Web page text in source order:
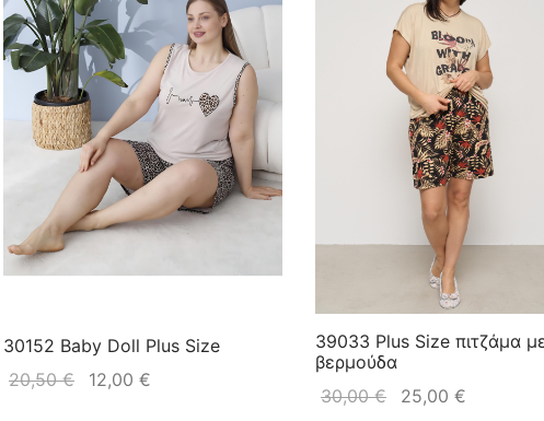
30152 Baby Doll Plus Size
20,50€ 12,00 €
39033 Plus Size πιτζάμα
βερμούδα
30,00€ 25,00 €